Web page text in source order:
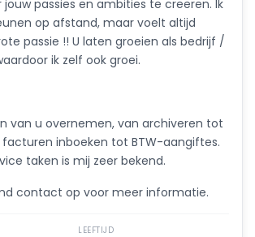
passies en ambities te creëren. Ik
op afstand, maar voelt altijd
passie !! U laten groeien als bedrijf /
ik zelf ook groei.
van u overnemen, van archiveren tot
inboeken tot BTW-aangiftes.
taken is mij zeer bekend.
contact op voor meer informatie.
LEEFTIJD